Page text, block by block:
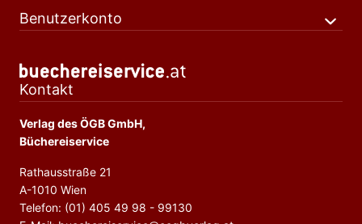
Benutzerkonto
Kontakt
Verlag des ÖGB GmbH,
Büchereiservice
Rathausstraße 21
A-1010 Wien
Telefon: (01) 405 49 98 - 99130